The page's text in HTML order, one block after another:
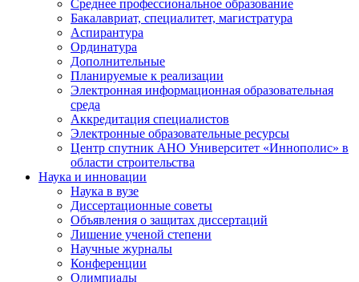
Среднее профессиональное образование
Бакалавриат, специалитет, магистратура
Аспирантура
Ординатура
Дополнительные
Планируемые к реализации
Электронная информационная образовательная
среда
Аккредитация специалистов
Электронные образовательные ресурсы
Центр спутник АНО Университет «Иннополис» в
области строительства
Наука и инновации
Наука в вузе
Диссертационные советы
Объявления о защитах диссертаций
Лишение ученой степени
Научные журналы
Конференции
Олимпиады